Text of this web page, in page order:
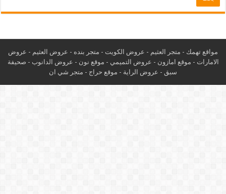
مواقع تهمك - متجر العثيم - عروض الكويت - متجر بنده - عروض العثيم - عروض
الامارات - موقع امازون - عروض التميمي - موقع نون - عروض الدانوب - صحيفة
سبق - عروض الراية - موقع حراج - متجر شي ان